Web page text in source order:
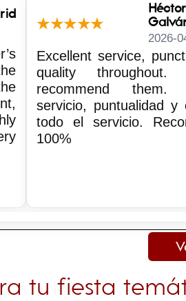
★★★★★
2026-
Excellent service,
quality
recommend them.
servicio, puntualidad y
todo el servicio.
100%
tu fiesta